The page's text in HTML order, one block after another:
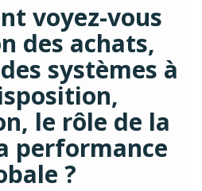
voyez-vous
des achats,
systèmes à
le rôle de la
performance
?